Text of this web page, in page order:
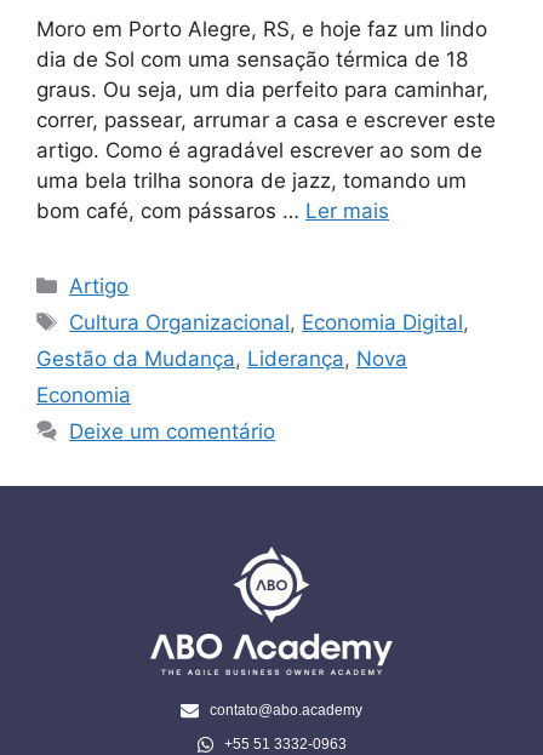
Moro em Porto Alegre, RS, e hoje faz um lindo
dia de Sol com uma sensação térmica de 18
graus. Ou seja, um dia perfeito para caminhar,
correr, passear, arrumar a casa e escrever este
artigo. Como é agradável escrever ao som de
uma bela trilha sonora de jazz, tomando um
bom café, com pássaros … Ler mais
Artigo
Cultura Organizacional, Economia Digital,
Gestão da Mudança, Liderança, Nova
Economia
Deixe um comentário
contato@abo.academy
+55 51 3332-0963